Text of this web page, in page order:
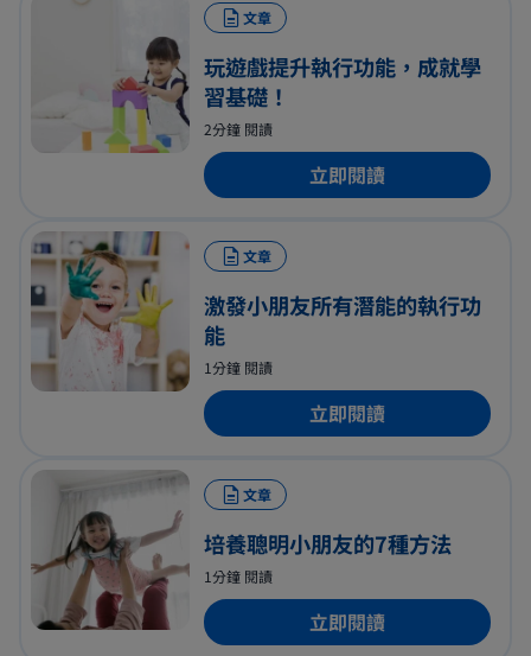
文章
玩遊戲提升執行功能，成就學
習基礎！
2分鐘 閱讀
立即閱讀
文章
激發小朋友所有潛能的執行功
能
1分鐘 閱讀
立即閱讀
文章
培養聰明小朋友的7種方法
1分鐘 閱讀
立即閱讀